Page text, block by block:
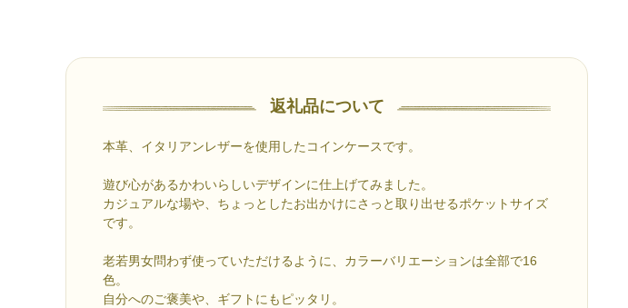
返礼品について
本革、イタリアンレザーを使用したコインケースです。
遊び心があるかわいらしいデザインに仕上げてみました。
カジュアルな場や、ちょっとしたお出かけにさっと取り出せるポケットサイズ
です。
老若男女問わず使っていただけるように、カラーバリエーションは全部で16
色。
自分へのご褒美や、ギフトにもピッタリ。